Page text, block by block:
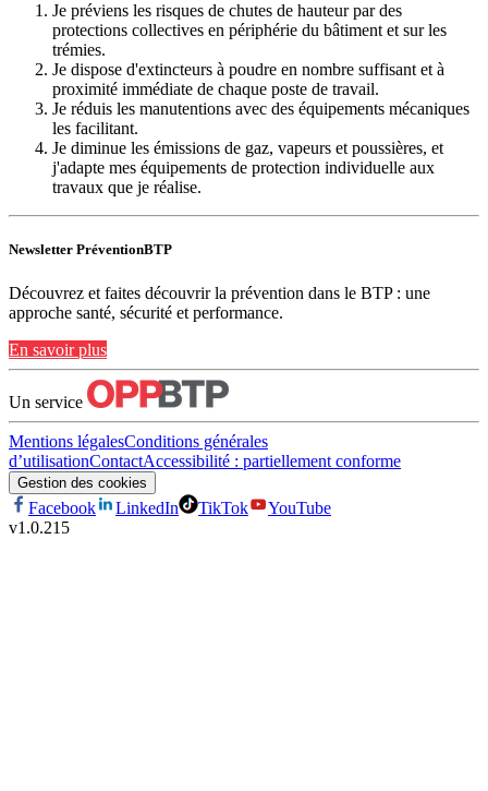
Je préviens les risques de chutes de hauteur par des
protections collectives en périphérie du bâtiment et sur les
trémies.
Je dispose d'extincteurs à poudre en nombre suffisant et à
proximité immédiate de chaque poste de travail.
Je réduis les manutentions avec des équipements mécaniques
les facilitant.
Je diminue les émissions de gaz, vapeurs et poussières, et
j'adapte mes équipements de protection individuelle aux
travaux que je réalise.
Newsletter PréventionBTP
Découvrez et faites découvrir la prévention dans le BTP : une
approche santé, sécurité et performance.
En savoir plus
Un service
Mentions légalesConditions générales
d’utilisationContactAccessibilité : partiellement conforme
Gestion des cookies
Facebook LinkedIn TikTok
YouTube
v1.0.215